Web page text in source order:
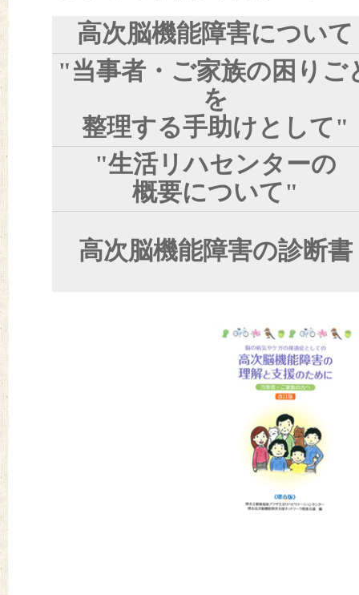
高次脳機能障害について
"当事者・ご家族の困りご
を
整理する手助けとして"
"生活リハセンターの
概要について"
高次脳機能障害の診断書